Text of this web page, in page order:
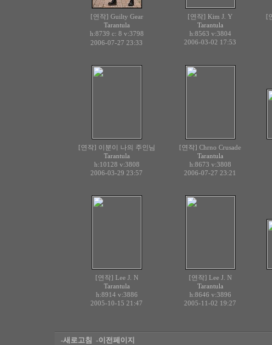
[연작] Guilty Gear
Tarantula
h:8739 c: 8 v:3798
2006-07-27 23:33
[연작] Kim J. Y
Tarantula
h:8563 v:3804
2006-03-02 17:53
[
[연작] 이분이 나의 주인님
Tarantula
h:10128 v:3808
2006-03-29 23:57
[연작] Chrno Crusade
Tarantula
h:8673 v:3808
2006-07-27 23:21
[연작] Lee J. N
Tarantula
h:8914 v:3886
2005-10-15 21:47
[연작] Lee J. N
Tarantula
h:8646 v:3896
2005-11-02 19:27
-새로고침 -이전페이지